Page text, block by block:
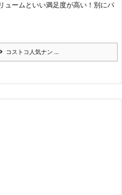
ュームといい満足度が高い！ 別にパ
コストコ人気ナン ...